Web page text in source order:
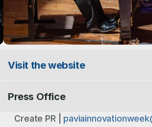
Visit the website
Press Office
Create PR |